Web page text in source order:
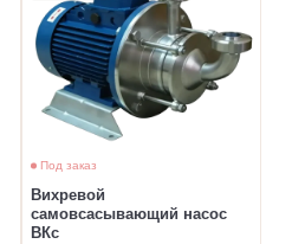
Под заказ
Вихревой
самовсасывающий насос
ВКс